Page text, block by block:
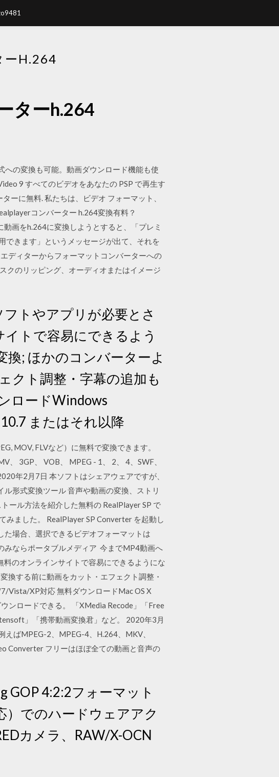
ーH.264
ターh.264
の変換も可能。動画ダウンロード機能も使
9 すべてのビデオをあなたの PSP で再生す
ーに無料. 私たちは、ビデオ フォーマット、
コンバーター h.264変換有料？
画をh.264に変換しようとすると、「プレミ
できます」というメッセージが出て、それを
ディターからフォーマットコンバーターへの
クのリッピング、オーディオまたはイメージ
トやアプリが必要とさ
トで容易にできるよう
; ほかのコンバーターよ
クト調整・字幕の追加も
ロードWindows
またはそれ以降
MOV, FLVなど）に無料で変換できます。
、 3GP、 VOB、 MPEG - 1、 2、 4、SWF、
年2月7日 本ソフトはシェアウェアですが、
形式変換ツール 音声や動画の変換、ストリ
ール方法を紹介した無料の RealPlayer SP で
ました。 RealPlayer SP Converter を起動し
場合、選択できるビデオフォーマットは
みならポータブルメディア 今までMP4動画へ
のオンラインサイトで容易にできるようにな
換する前に動画をカット・エフェクト調整・
Vista/XP対応 無料ダウンロードMac OS X
ンロードできる。 「XMedia Recode」「Free
」「携帯動画変換君」など。 2020年3月
えばMPEG-2、MPEG-4、H.264、MKV、
Converter フリーはほぼ全ての動画と音声の
GOP 4:2:2フォーマット
）でのハードウェアアク
カメラ、RAW/X-OCN